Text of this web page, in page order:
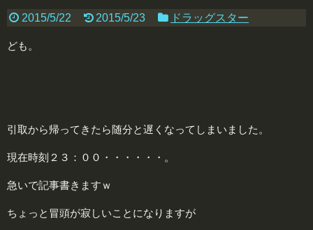
2015/5/22 2015/5/23 ドラッグスター
ども。
引取から帰ってきたら随分と遅くなってしまいました。
現在時刻２３：００・・・・・・。
急いで記事書きますｗ
ちょっと冒頭が寂しいことになりますが